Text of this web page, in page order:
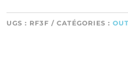
UGS : RF3F CATÉGORIES :